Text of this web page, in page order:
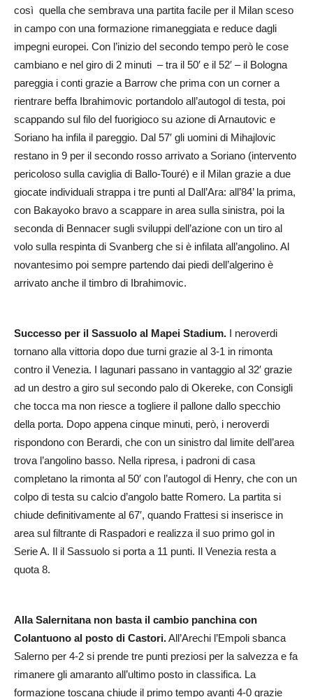
così quella che sembrava una partita facile per il Milan sceso
in campo con una formazione rimaneggiata e reduce dagli
impegni europei. Con l’inizio del secondo tempo però le cose
cambiano e nel giro di 2 minuti – tra il 50′ e il 52′ – il Bologna
pareggia i conti grazie a Barrow che prima con un corner a
rientrare beffa Ibrahimovic portandolo all’autogol di testa, poi
scappando sul filo del fuorigioco su azione di Arnautovic e
Soriano ha infila il pareggio. Dal 57′ gli uomini di Mihajlovic
restano in 9 per il secondo rosso arrivato a Soriano (intervento
pericoloso sulla caviglia di Ballo-Touré) e il Milan grazie a due
giocate individuali strappa i tre punti al Dall’Ara: all’84’ la prima,
con Bakayoko bravo a scappare in area sulla sinistra, poi la
seconda di Bennacer sugli sviluppi dell’azione con un tiro al
volo sulla respinta di Svanberg che si è infilata all’angolino. Al
novantesimo poi sempre partendo dai piedi dell’algerino è
arrivato anche il timbro di Ibrahimovic.
Successo per il Sassuolo al Mapei Stadium. I neroverdi
tornano alla vittoria dopo due turni grazie al 3-1 in rimonta
contro il Venezia. I lagunari passano in vantaggio al 32′ grazie
ad un destro a giro sul secondo palo di Okereke, con Consigli
che tocca ma non riesce a togliere il pallone dallo specchio
della porta. Dopo appena cinque minuti, però, i neroverdi
rispondono con Berardi, che con un sinistro dal limite dell’area
trova l’angolino basso. Nella ripresa, i padroni di casa
completano la rimonta al 50′ con l’autogol di Henry, che con un
colpo di testa su calcio d’angolo batte Romero. La partita si
chiude definitivamente al 67′, quando Frattesi si inserisce in
area sul filtrante di Raspadori e realizza il suo primo gol in
Serie A. Il il Sassuolo si porta a 11 punti. Il Venezia resta a
quota 8.
Alla Salernitana non basta il cambio panchina con
Colantuono al posto di Castori.All’Arechi l’Empoli sbanca
Salerno per 4-2 si prende tre punti preziosi per la salvezza e fa
rimanere gli amaranto all’ultimo posto in classifica. La
formazione toscana chiude il primo tempo avanti 4-0 grazie